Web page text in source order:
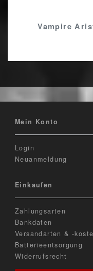
Vampire
Mein Konto
Login
Neuanmeldung
Einkaufen
Zahlungsarten
Bankdaten
Versandarten & -
Batterieentsorgung
Widerrufsrecht